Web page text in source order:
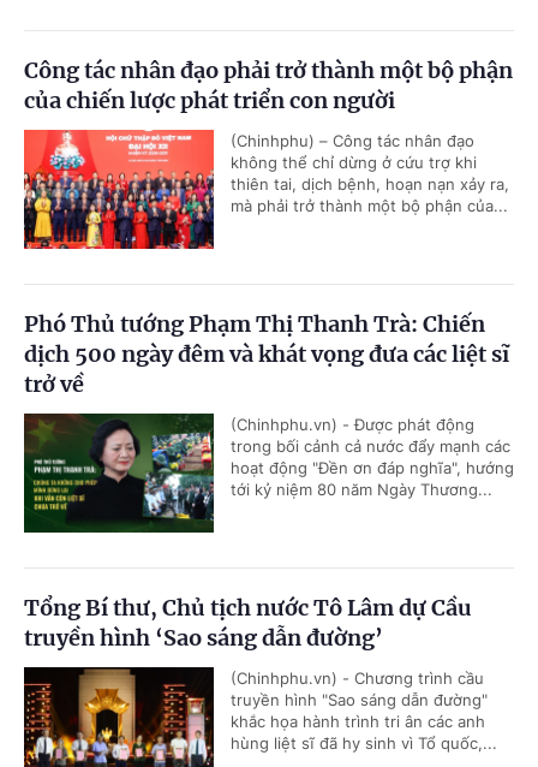
Công tác nhân đạo phải trở thành một bộ phận
của chiến lược phát triển con người
(Chinhphu) – Công tác nhân đạo
không thể chỉ dừng ở cứu trợ khi
thiên tai, dịch bệnh, hoạn nạn xảy ra,
mà phải trở thành một bộ phận của...
Phó Thủ tướng Phạm Thị Thanh Trà: Chiến
dịch 500 ngày đêm và khát vọng đưa các liệt sĩ
trở về
(Chinhphu.vn) - Được phát động
trong bối cảnh cả nước đẩy mạnh các
hoạt động "Đền ơn đáp nghĩa", hướng
tới kỷ niệm 80 năm Ngày Thương...
Tổng Bí thư, Chủ tịch nước Tô Lâm dự Cầu
truyền hình ‘Sao sáng dẫn đường’
(Chinhphu.vn) - Chương trình cầu
truyền hình "Sao sáng dẫn đường"
khắc họa hành trình tri ân các anh
hùng liệt sĩ đã hy sinh vì Tổ quốc,...